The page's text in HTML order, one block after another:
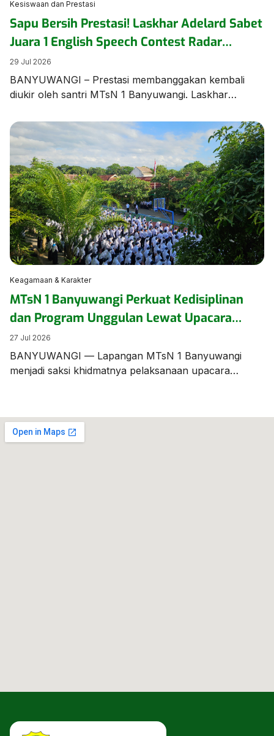
Kesiswaan dan Prestasi
Sapu Bersih Prestasi! Laskhar Adelard Sabet
Juara 1 English Speech Contest Radar
Banyuwangi
29 Jul 2026
BANYUWANGI – Prestasi membanggakan kembali
diukir oleh santri MTsN 1 Banyuwangi. Laskhar
sebagai Juara 1 dalam ajang bergengsi English Speech
Contest yang diselenggarakan oleh Jawa Pos Radar
Banyuwangi pada Rabu (28/7/2026) di Aula MAN 1
Banyuwangi. Kemenangan manis ini diraih melalui
perjuangan ekstra keras. Menurut sang pembimbing,
[…]
Keagamaan & Karakter
MTsN 1 Banyuwangi Perkuat Kedisiplinan
dan Program Unggulan Lewat Upacara
Bendera Berbahasa Inggris
27 Jul 2026
BANYUWANGI — Lapangan MTsN 1 Banyuwangi
menjadi saksi khidmatnya pelaksanaan upacara
menggunakan Bahasa Inggris, menunjukkan
komitmen sekolah dalam membiasakan kemampuan
berbahasa asing bagi para siswanya. Bertindak